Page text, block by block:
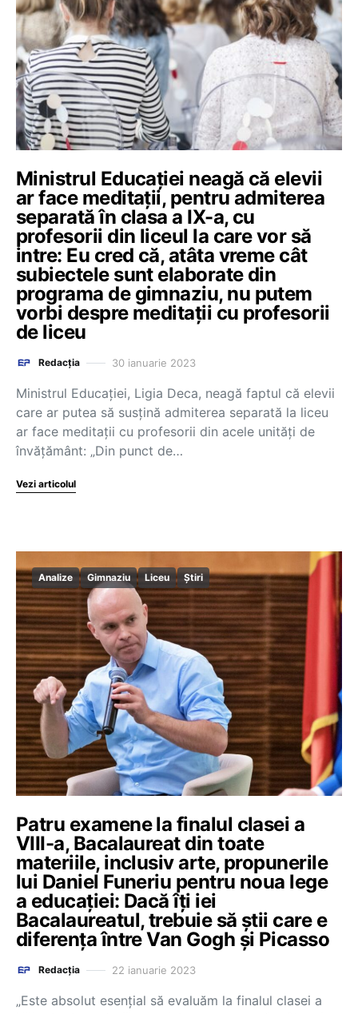
Ministrul Educației neagă că elevii
ar face meditații, pentru admiterea
separată în clasa a IX-a, cu
profesorii din liceul la care vor să
intre: Eu cred că, atâta vreme cât
subiectele sunt elaborate din
programa de gimnaziu, nu putem
vorbi despre meditații cu profesorii
de liceu
Redacția 30 ianuarie 2023
Ministrul Educației, Ligia Deca, neagă faptul că elevii
care ar putea să susțină admiterea separată la liceu
ar face meditații cu profesorii din acele unități de
învățământ: „Din punct de…
Vezi articolul
Analize Gimnaziu Liceu Știri
Patru examene la finalul clasei a
VIII-a, Bacalaureat din toate
materiile, inclusiv arte, propunerile
lui Daniel Funeriu pentru noua lege
a educației: Dacă îți iei
Bacalaureatul, trebuie să știi care e
diferența între Van Gogh și Picasso
Redacția 22 ianuarie 2023
„Este absolut esențial să evaluăm la finalul clasei a